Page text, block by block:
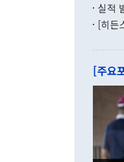
실적
[히든
[주요